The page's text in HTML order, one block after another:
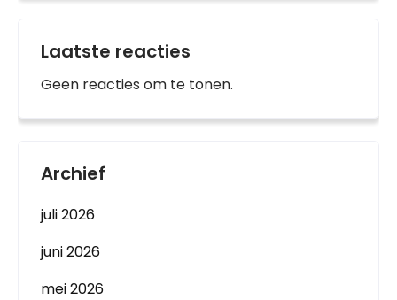
Laatste reacties
Geen reacties om te tonen.
Archief
juli 2026
juni 2026
mei 2026